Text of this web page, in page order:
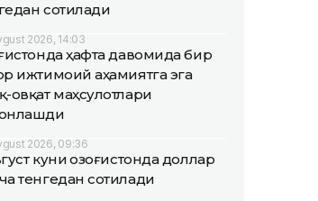
сотилади
2026, 14:03
ҳафта давомида бир
ижтимоий аҳамиятга эга
овқат маҳсулотлари
2026, 09:36
куни Қозоғистонда доллар
тенгедан сотилади